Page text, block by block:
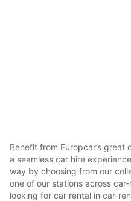
Benefit from Europcar’s
a seamless car hire
way by choosing from our
one of our stations across
looking for car rental in car-